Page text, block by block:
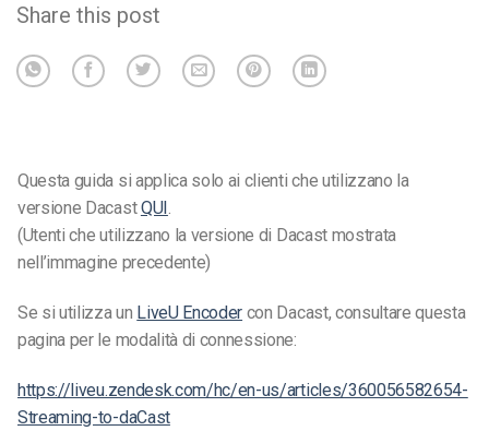
Share this post
Questa guida si applica solo ai clienti che utilizzano la
versione DacastQUI .
(Utenti che utilizzano la versione di Dacast mostrata
nell’immagine precedente)
Se si utilizza un LiveU Encoder con Dacast, consultare questa
pagina per le modalità di connessione:
https://liveu.zendesk.com/hc/en-us/articles/360056582654-
Streaming-to-daCast